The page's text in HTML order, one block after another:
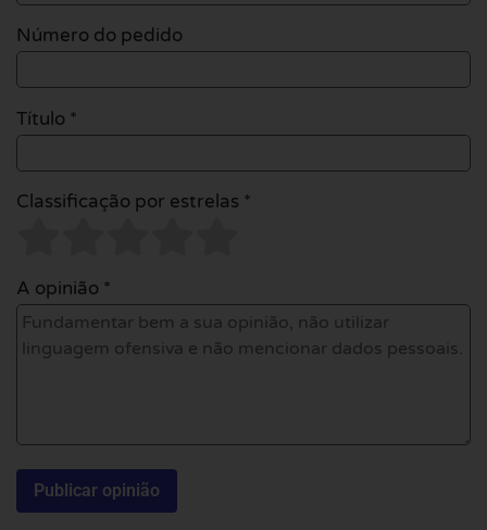
Número do pedido
Título *
Classificação por estrelas *
A opinião *